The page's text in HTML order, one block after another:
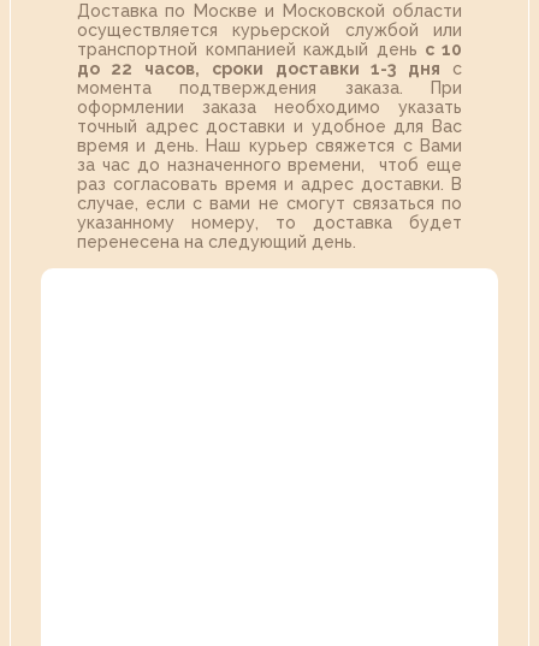
Доставка по Москве и Московской области
осуществляется курьерской службой или
транспортной компанией каждый день с 10
до 22 часов,
сроки доставки 1-3 дня с
момента подтверждения заказа. При
оформлении заказа необходимо указать
точный адрес доставки и удобное для Вас
время и день. Наш курьер свяжется с Вами
за час до назначенного времени, чтоб еще
раз согласовать время и адрес доставки. В
случае, если с вами не смогут связаться по
указанному номеру, то доставка будет
перенесена на следующий день.